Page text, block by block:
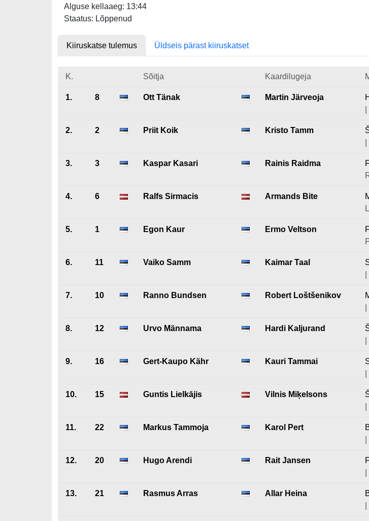
Alguse kellaaeg: 13:44
Staatus: Lõppenud
Kiiruskatse tulemus Üldseis pärast kiiruskatset
K. Sõitja Kaardilugeja
1. 8 Ott Tänak Martin Järveoja
2. 2 Priit Koik Kristo Tamm
3. 3 Kaspar Kasari Rainis Raidma
4. 6 Ralfs Sirmacis Armands Bite
5. 1 Egon Kaur Ermo Veltson
6. 11 Vaiko Samm Kaimar Taal
7. 10 Ranno Bundsen Robert Loštšenikov
8. 12 Urvo Männama Hardi Kaljurand
9. 16 Gert-Kaupo Kähr Kauri Tammai
10. 15 Guntis Lielkājis Vilnis Miķelsons
11. 22 Markus Tammoja Karol Pert
12. 20 Hugo Arendi Rait Jansen
13. 21 Rasmus Arras Allar Heina